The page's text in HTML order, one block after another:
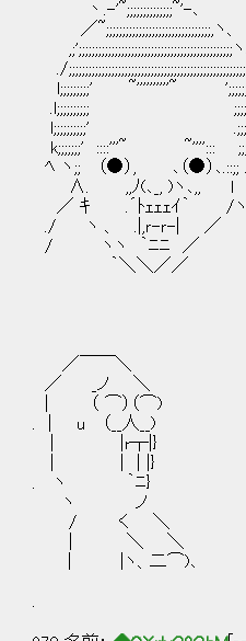
丶.-'~;;;;;;;;;;;;;;~'-､
／~;;;;;;;;;;;;;;;;;;;;;;;;;;;;;;;;,ヽ、
,;';;;;;;;;;;;;;;;;;;;;;;;;;;;;;;;;;;;;;;;;;;;;;;;ヽ
./
l;;;;;;;;;' ~''''''''''~
.l;;;;;;;;;;
l;;;;;;;;;;'
k;;;;;;;' ::::'''~
ﾍ ヽ;; （●）, ､（●）､.::;;
∧. ,,ﾉ(､_, )ヽ､,, l
／ ｷ .´ﾄｪｪｪｲ｀ /ヽ
./ ヽ 、 .|,ｒ-ｒ-| ／
/ ヽヽ ｀ﾆﾆ
｀＼＼／／
／￣￣＼
／ _ノ ＼
| （ ⌒）（⌒)
. | u （__人__)
| |r┬|} ちく
| | | |}
. ヽ ｀ﾆ} アイス
ヽ ノ 倉庫整理
/ く ＼
| ＼ ＼
| |ヽ、二⌒)､